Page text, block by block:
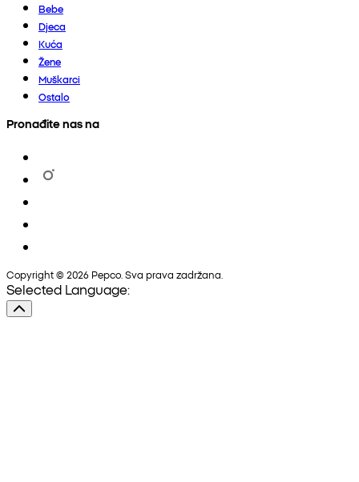
Bebe
Djeca
Kuća
Žene
Muškarci
Ostalo
Pronađite nas na
Copyright © 2026 Pepco. Sva prava zadržana.
Selected Language: